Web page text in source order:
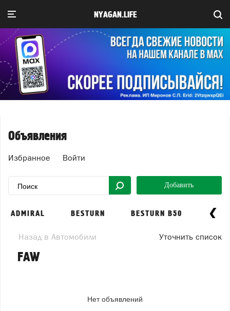
NYAGAN.LIFE
Объявления
Избранное Войти
Добавить
ADMIRAL BESTURN BESTURN B50
Назад в Автомобили Уточнить список
FAW
Нет объявлений